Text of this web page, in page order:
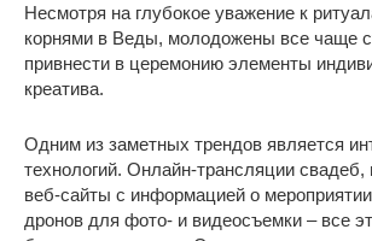
Несмотря на глубокое уважение к
корнями в Веды, молодожены все чаще
привнести в церемонию элементы
креатива.
Одним из заметных трендов является
технологий. Онлайн-трансляции свадеб,
веб-сайты с информацией о
дронов для фото- и видеосъемки – все